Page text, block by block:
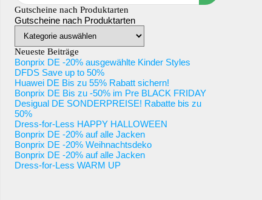
Gutscheine nach Produktarten
Gutscheine nach Produktarten
Neueste Beiträge
Bonprix DE -20% ausgewählte Kinder Styles
DFDS Save up to 50%
Huawei DE Bis zu 55% Rabatt sichern!
Bonprix DE Bis zu -50% im Pre BLACK FRIDAY
Desigual DE SONDERPREISE! Rabatte bis zu
50%
Dress-for-Less HAPPY HALLOWEEN
Bonprix DE -20% auf alle Jacken
Bonprix DE -20% Weihnachtsdeko
Bonprix DE -20% auf alle Jacken
Dress-for-Less WARM UP